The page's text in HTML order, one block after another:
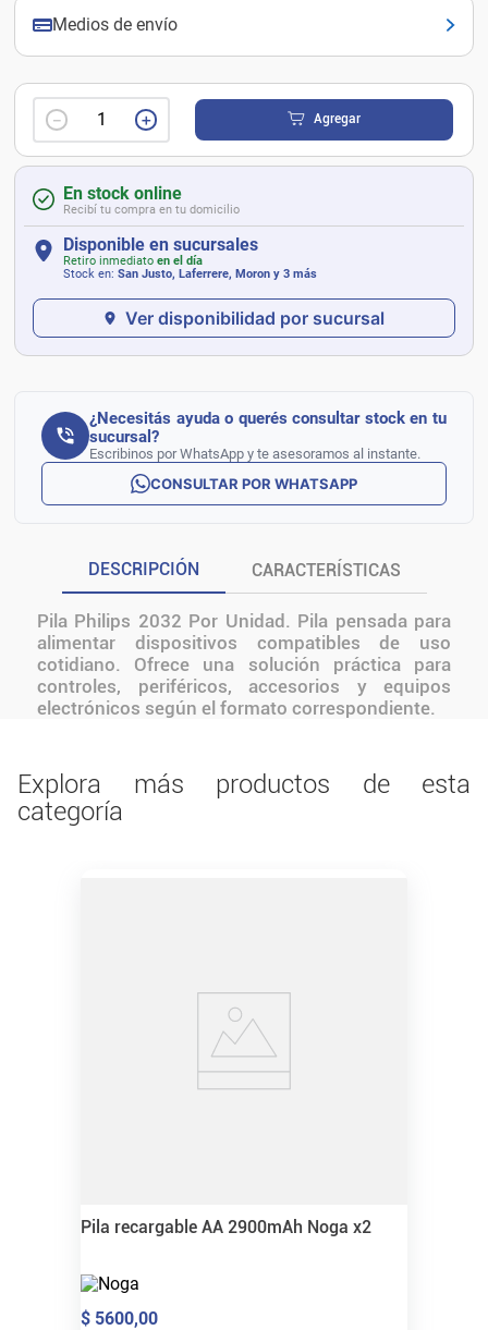
Medios de envío
＋
－ Agregar
En stock online
Recibí tu compra en tu domicilio
Disponible en sucursales
Retiro inmediato en el día
Stock en: San Justo, Laferrere, Moron y 3 más
Ver disponibilidad por sucursal
¿Necesitás ayuda o querés consultar stock en tu
sucursal?
Escribinos por WhatsApp y te asesoramos al instante.
CONSULTAR POR WHATSAPP
DESCRIPCIÓN CARACTERÍSTICAS
Pila Philips 2032 Por Unidad. Pila pensada para
alimentar dispositivos compatibles de uso
cotidiano. Ofrece una solución práctica para
controles, periféricos, accesorios y equipos
electrónicos según el formato correspondiente.
Explora más productos de esta
categoría
Pila recargable AA 2900mAh Noga x2
$ 5600,00